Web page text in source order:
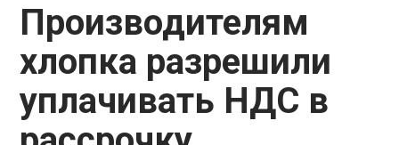
Производителям
хлопка разрешили
уплачивать НДС в